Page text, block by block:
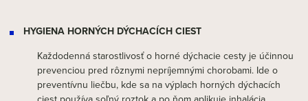
HYGIENA HORNÝCH DÝCHACÍCH CIEST
Každodenná starostlivosť o horné dýchacie cesty je účinnou
prevenciou pred rôznymi nepríjemnými chorobami. Ide o
preventívnu liečbu, kde sa na výplach horných dýchacích